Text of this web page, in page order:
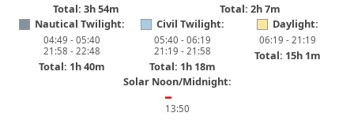
Total: 3h 54m
Total: 2h 7m
Nautical Twilight:
04:49 - 05:40
21:58 - 22:48
Total: 1h 40m
Civil Twilight:
05:40 - 06:19
21:19 - 21:58
Total: 1h 18m
Daylight:
06:19 - 21:19
Total: 15h 1m
Solar Noon/Midnight:
━
13:50